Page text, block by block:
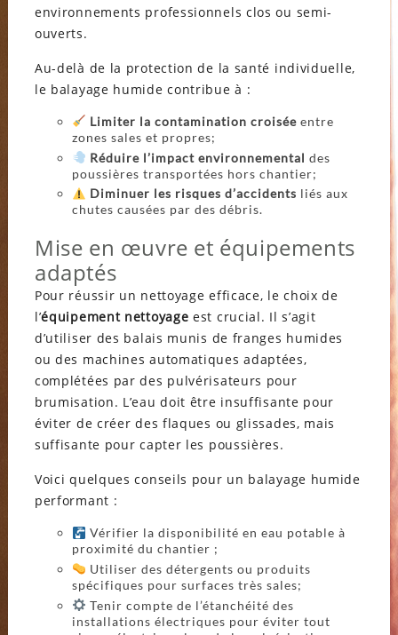
environnements professionnels clos ou semi-
ouverts.
Au-delà de la protection de la santé individuelle,
le balayage humide contribue à :
Limiter la contamination croiséeentre
zones sales et propres;
Réduire l’impact environnemental des
poussières transportées hors chantier;
Diminuer les risques d’accidents liés aux
chutes causées par des débris.
Mise en œuvre et équipements
adaptés
Pour réussir un nettoyage efficace, le choix de
l’équipement nettoyage est crucial. Il s’agit
d’utiliser des balais munis de franges humides
ou des machines automatiques adaptées,
complétées par des pulvérisateurs pour
brumisation. L’eau doit être insuffisante pour
éviter de créer des flaques ou glissades, mais
suffisante pour capter les poussières.
Voici quelques conseils pour un balayage humide
performant :
Vérifier la disponibilité en eau potable à
proximité du chantier ;
Utiliser des détergents ou produits
spécifiques pour surfaces très sales;
Tenir compte de l’étanchéité des
installations électriques pour éviter tout